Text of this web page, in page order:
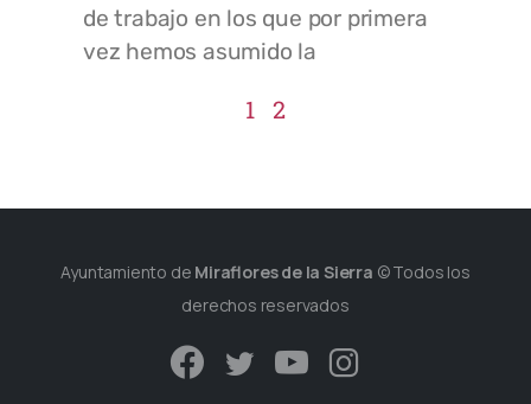
de trabajo en los que por primera
vez hemos asumido la
1 2
Ayuntamiento de Miraflores de la Sierra © Todos los
derechos reservados